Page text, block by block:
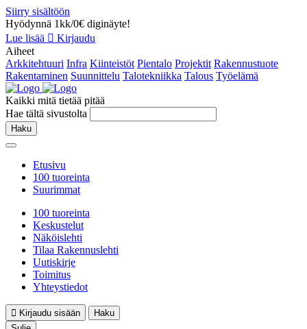
Siirry sisältöön
Hyödynnä 1kk/0€ diginäyte!
Lue lisää
Kirjaudu
Aiheet
Arkkitehtuuri Infra Kiinteistöt Pientalo Projektit Rakennustuote
Rakentaminen Suunnittelu Talotekniikka Talous Työelämä
Kaikki mitä tietää pitää
Hae tältä sivustolta
Haku
Etusivu
100 tuoreinta
Suurimmat
100 tuoreinta
Keskustelut
Näköislehti
Tilaa Rakennuslehti
Uutiskirje
Toimitus
Yhteystiedot
Kirjaudu sisään
Haku